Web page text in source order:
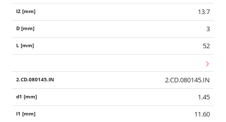
13.7
3
52
2.CD.080145.IN
1.45
11.60